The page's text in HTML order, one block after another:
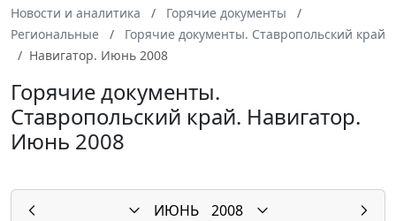
Новости и аналитика
Горячие документы
Региональные
Горячие документы. Ставропольский край
Навигатор. Июнь 2008
Горячие документы.
Ставропольский край. Навигатор.
Июнь 2008
ИЮНЬ
2008